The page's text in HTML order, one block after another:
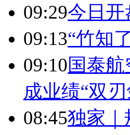
09:29今日开
09:13“竹知
09:10国泰
成业绩“双刃
08:45独家｜